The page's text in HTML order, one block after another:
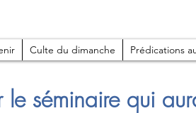
Culte du dimanche Prédications
le séminaire qui